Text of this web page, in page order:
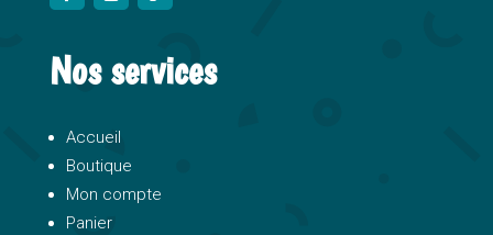
Nos services
Accueil
Boutique
Mon compte
Panier